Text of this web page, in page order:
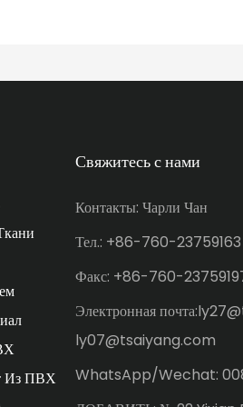
Из ПВХ
Свяжитесь с нами
Контакты: Чарли Чан
Тел.: +86-760-23759163
Факс: +86-760-
Электронная
ly07@tsaiyang.com
WhatsApp/Wechat: